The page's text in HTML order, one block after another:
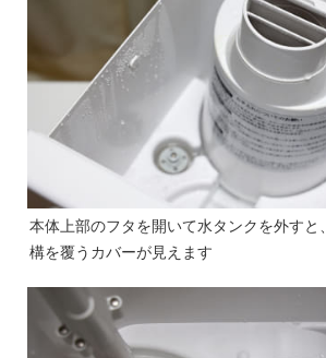
本体上部のフタを開いて水タンクを外すと
構を覆うカバーが見えます